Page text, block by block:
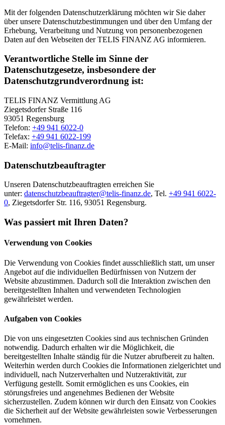
Mit der folgenden Datenschutzerklärung möchten wir Sie daher
über unsere Datenschutzbestimmungen und über den Umfang der
Erhebung, Verarbeitung und Nutzung von personenbezogenen
Daten auf den Webseiten der TELIS FINANZ AG informieren.
Verantwortliche Stelle im Sinne der
Datenschutzgesetze, insbesondere der
Datenschutzgrundverordnung ist:
TELIS FINANZ Vermittlung AG
Ziegetsdorfer Straße 116
93051 Regensburg
Telefon: +49 941 6022-0
Telefax: +49 941 6022-199
E-Mail: info@telis-finanz.de
Datenschutzbeauftragter
Unseren Datenschutzbeauftragten erreichen Sie
unter: datenschutzbeauftragter@telis-finanz.de, Tel. +49 941 6022-
0, Ziegetsdorfer Str. 116, 93051 Regensburg.
Was passiert mit Ihren Daten?
Verwendung von Cookies
Die Verwendung von Cookies findet ausschließlich statt, um unser
Angebot auf die individuellen Bedürfnissen von Nutzern der
Website abzustimmen. Dadurch soll die Interaktion zwischen den
bereitgestellten Inhalten und verwendeten Technologien
gewährleistet werden.
Aufgaben von Cookies
Die von uns eingesetzten Cookies sind aus technischen Gründen
notwendig. Dadurch erhalten wir die Möglichkeit, die
bereitgestellten Inhalte ständig für die Nutzer abrufbereit zu halten.
Weiterhin werden durch Cookies die Informationen zielgerichtet und
individuell, nach Nutzerverhalten und Nutzeraktivität, zur
Verfügung gestellt. Somit ermöglichen es uns Cookies, ein
störungsfreies und angenehmes Bedienen der Website
sicherzustellen. Zudem können wir durch den Einsatz von Cookies
die Sicherheit auf der Website gewährleisten sowie Verbesserungen
vornehmen.